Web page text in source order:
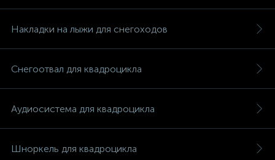
Накладки на лыжи для снегоходов
Снегоотвал для квадроцикла
Аудиосистема для квадроцикла
Шноркель для квадроцикла